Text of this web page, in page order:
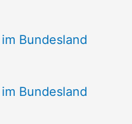
Bundesland
Bundesland